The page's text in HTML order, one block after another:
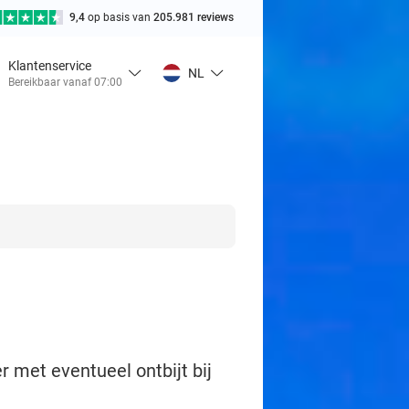
9,4 op basis van 205.981 reviews
Klantenservice
Bereikbaar vanaf 07:00
NL
met eventueel ontbijt bij